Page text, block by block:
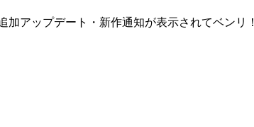
アップデート・新作通知が表示されてベンリ！